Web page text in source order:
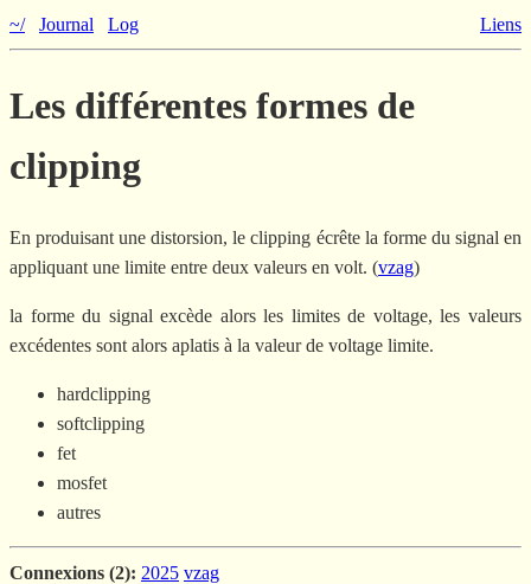
~/ Journal Log Liens
Les différentes formes de
clipping
En produisant une distorsion, le clipping écrête la forme du signal en
appliquant une limite entre deux valeurs en volt. (vzag)
la forme du signal excède alors les limites de voltage, les valeurs
excédentes sont alors aplatis à la valeur de voltage limite.
hardclipping
softclipping
fet
mosfet
autres
Connexions (2): 2025 vzag